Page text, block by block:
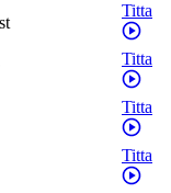
Titta
Titta
Titta
Titta